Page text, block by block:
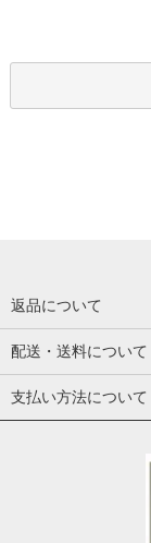
返品について
配送・送料について
支払い方法について